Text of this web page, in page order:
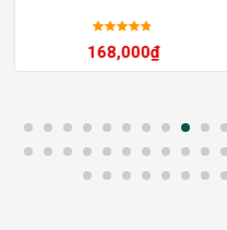
hạng5 sao
168,000₫